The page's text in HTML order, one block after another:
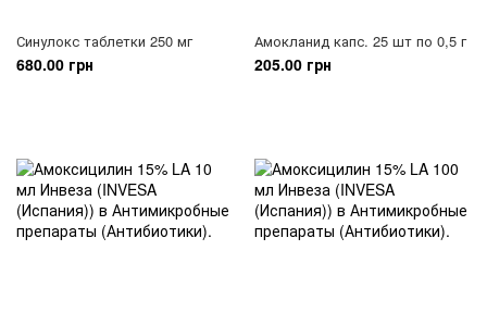
Синулокс таблетки 250 мг
680.00 грн
Амокланид капс. 25 шт по 0,5 г
205.00 грн